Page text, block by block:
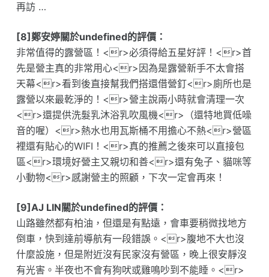
再訪 …
[8]鄭安婷關於undefined的評價：
非常值得的露營區！<r>必須得給五星好評！<r>首
先是營主真的非常用心<r>因為是露營新手不太會搭
天幕<r>看到後直接幫我們搭還借營釘<r>廁所也是
露營以來最乾淨的！<r>營主說兩小時就會清理一次
<r>還提供洗髮乳沐浴乳吹風機<r>（還特地買低噪
音的喔）<r>熱水也用瓦斯桶不用擔心不熱<r>營區
裡還有貼心的WIFI！<r>真的推薦之後來可以直接包
區<r>環境好營主又親切和善<r>還有兔子、貓咪等
小動物<r>感謝營主的照顧，下次一定會再來！
[9]AJ LIN關於undefined的評價：
山路雖然都有柏油，但還是有點遠，會車要稍微找地方
倒車，快到達前導航有一段錯誤。<r>腹地不大也沒
什麼設施，但是附近沒有民家沒有營區，晚上很安靜沒
有光害。半夜也不會有狗吠或雞鳴吵到不能睡。<r>